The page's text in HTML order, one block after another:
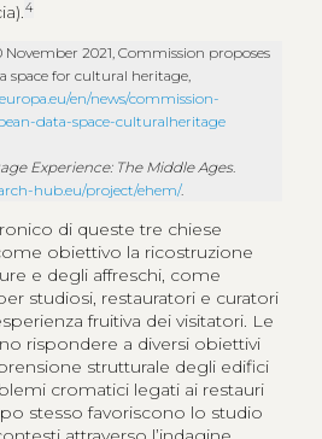
4
2021, Commission proposes
space for cultural heritage,
en/news/commission-
data-space-culturalheritage
Experience: The Middle Ages.
hub.eu/project/ehem/.
di queste tre chiese
obiettivo la ricostruzione
e degli affreschi, come
studiosi, restauratori e curatori
fruitiva dei visitatori. Le
rispondere a diversi obiettivi
strutturale degli edifici
cromatici legati ai restauri
stesso favoriscono lo studio